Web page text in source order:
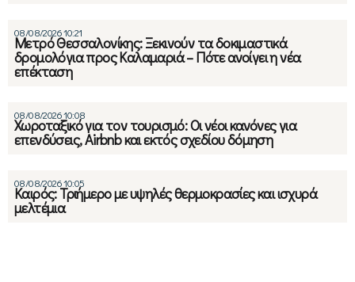
08/08/2026 10:21
Μετρό Θεσσαλονίκης: Ξεκινούν τα δοκιμαστικά
δρομολόγια προς Καλαμαριά – Πότε ανοίγει η νέα
επέκταση
08/08/2026 10:08
Χωροταξικό για τον τουρισμό: Οι νέοι κανόνες για
επενδύσεις, Airbnb και εκτός σχεδίου δόμηση
08/08/2026 10:05
Καιρός: Τριήμερο με υψηλές θερμοκρασίες και ισχυρά
μελτέμια